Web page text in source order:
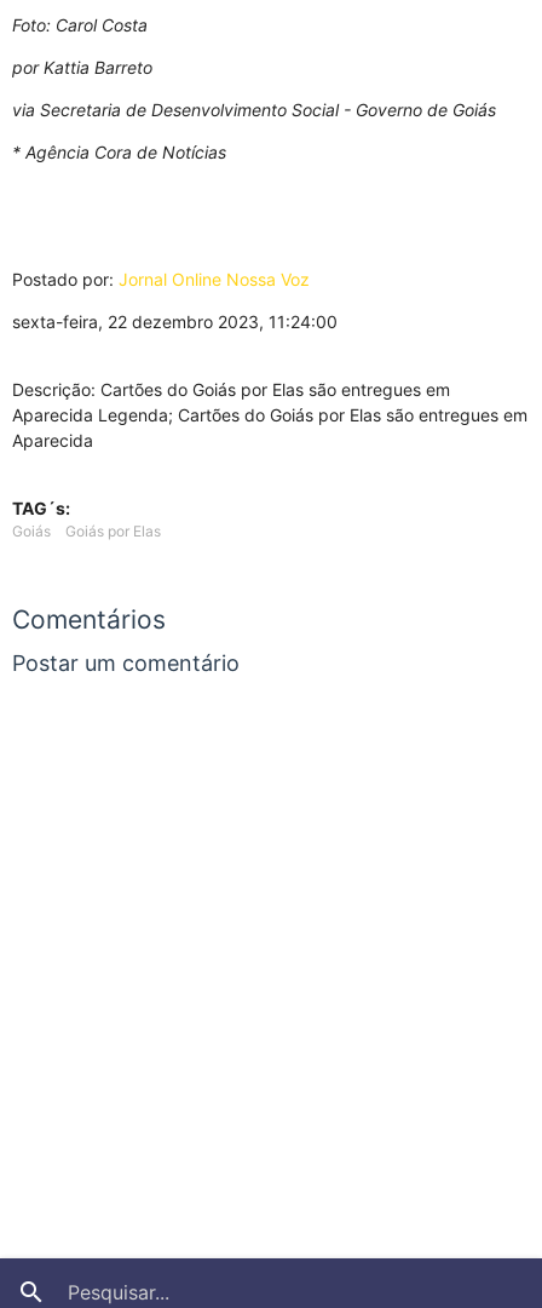
Foto: Carol Costa
por Kattia Barreto
via Secretaria de Desenvolvimento Social - Governo de Goiás
* Agência Cora de Notícias
Postado por: Jornal Online Nossa Voz
sexta-feira, 22 dezembro 2023, 11:24:00
Descrição: Cartões do Goiás por Elas são entregues em
Aparecida Legenda; Cartões do Goiás por Elas são entregues em
Aparecida
TAG´s:
Goiás Goiás por Elas
Comentários
Postar um comentário
search